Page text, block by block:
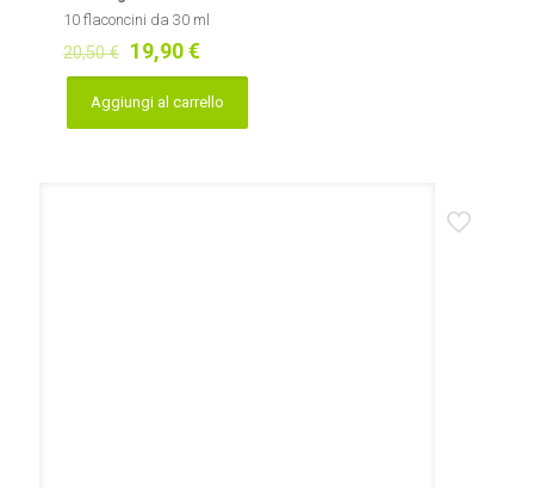
10 flaconcini da 30 ml
20,50€ Il
prezzo
originale
era:
19,90€Il
prezzo
attuale
Aggiungi al carrello